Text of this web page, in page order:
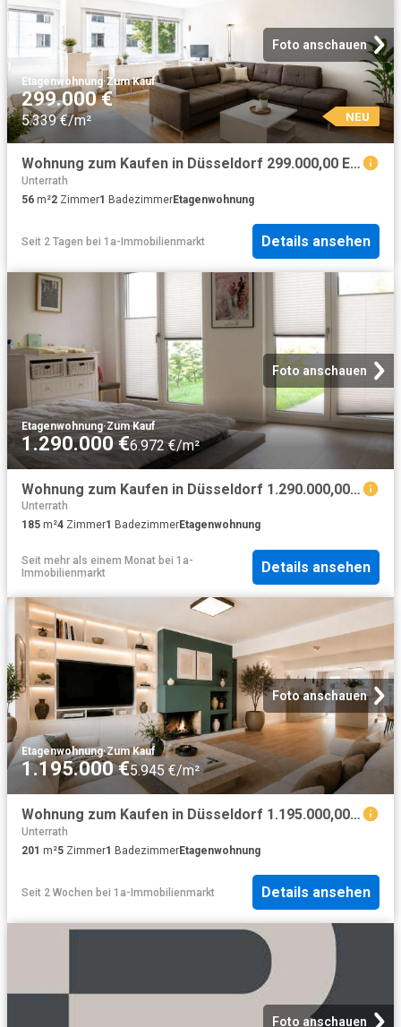
Foto anschauen
Etagenwohnung·Zum Kauf
299.000 €
5.339 €/m² NEU
Wohnung zum Kaufen in Düsseldorf 299.000,00 EUR 56 m²
Unterrath
56 m²2 Zimmer1 BadezimmerEtagenwohnung
Seit 2 Tagen bei 1a-Immobilienmarkt Details ansehen
Foto anschauen
Etagenwohnung·Zum Kauf
1.290.000 €6.972 €/m²
Wohnung zum Kaufen in Düsseldorf 1.290.000,00 EUR 185 m²
Unterrath
185 m²4 Zimmer1 BadezimmerEtagenwohnung
Seit mehr als einem Monat bei 1a-
Immobilienmarkt
Details ansehen
Foto anschauen
Etagenwohnung·Zum Kauf
1.195.000 €5.945 €/m²
Wohnung zum Kaufen in Düsseldorf 1.195.000,00 EUR 201.38 m²
Unterrath
201 m²5 Zimmer1 BadezimmerEtagenwohnung
Seit 2 Wochen bei 1a-Immobilienmarkt Details ansehen
Foto anschauen